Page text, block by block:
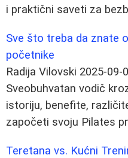
i praktični saveti za
Sve što treba da znate
početnike
Radija Vilovski 2025-09-
Sveobuhvatan vodič
istoriju, benefite,
započeti svoju Pilates
Teretana vs. Kućni